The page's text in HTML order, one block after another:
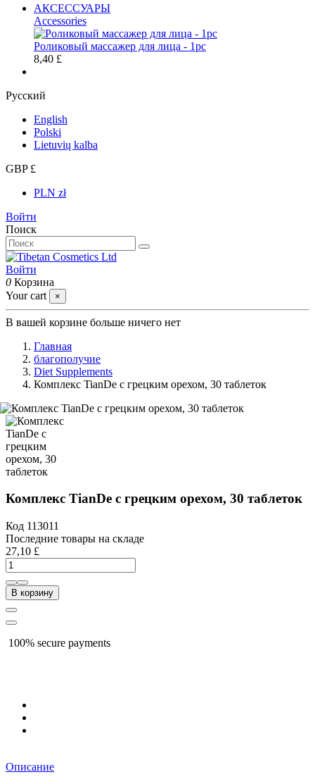
АКСЕССУАРЫ
Accessories
Роликовый массажер для лица - 1pc
8,40 £
Русский
English
Polski
Lietuvių kalba
GBP £
PLN zł
Войти
Поиск
Войти
0 Корзина
Your cart
×
В вашей корзине больше ничего нет
Главная
благополучие
Diet Supplements
Комплекс TianDe с грецким орехом, 30 таблеток
Комплекс TianDe с грецким орехом, 30 таблеток
Код 113011
Последние товары на складе
27,10 £
В корзину
100% secure payments
Описание